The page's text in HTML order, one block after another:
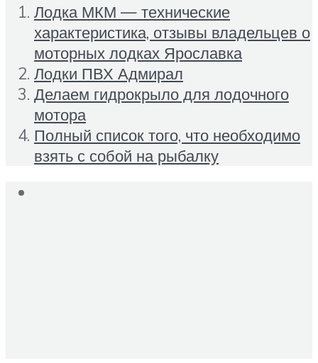
Лодка МКМ — технические
характеристика, отзывы владельцев о
моторных лодках Ярославка
Лодки ПВХ Адмирал
Делаем гидрокрыло для лодочного
мотора
Полный список того, что необходимо
взять с собой на рыбалку